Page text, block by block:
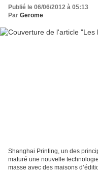
Publié le 06/06/2012 à 05:13
Par Gerome
Shanghai Printing, un des
maturé une nouvelle
masse avec des maisons